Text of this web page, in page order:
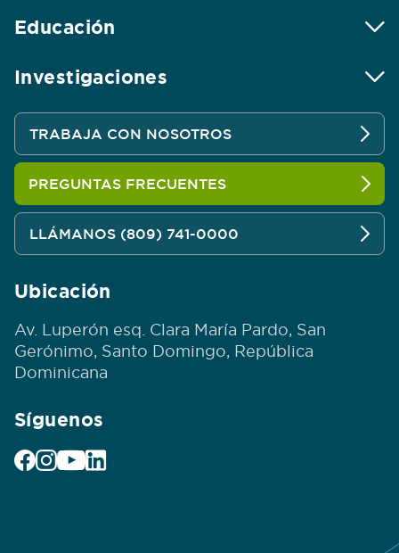
Educación
Investigaciones
TRABAJA CON NOSOTROS
PREGUNTAS FRECUENTES
LLÁMANOS (809) 741-0000
Ubicación
Av. Luperón esq. Clara María Pardo, San
Gerónimo, Santo Domingo, República
Dominicana
Síguenos